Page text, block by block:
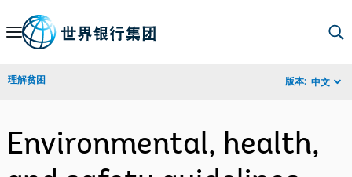
Skip
Navigation
理解贫困 版本: 中文
Environmental, health,